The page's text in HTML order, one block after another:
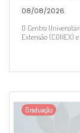
08/08/2026
O Centro
Extensão (CONEX) e
Graduação